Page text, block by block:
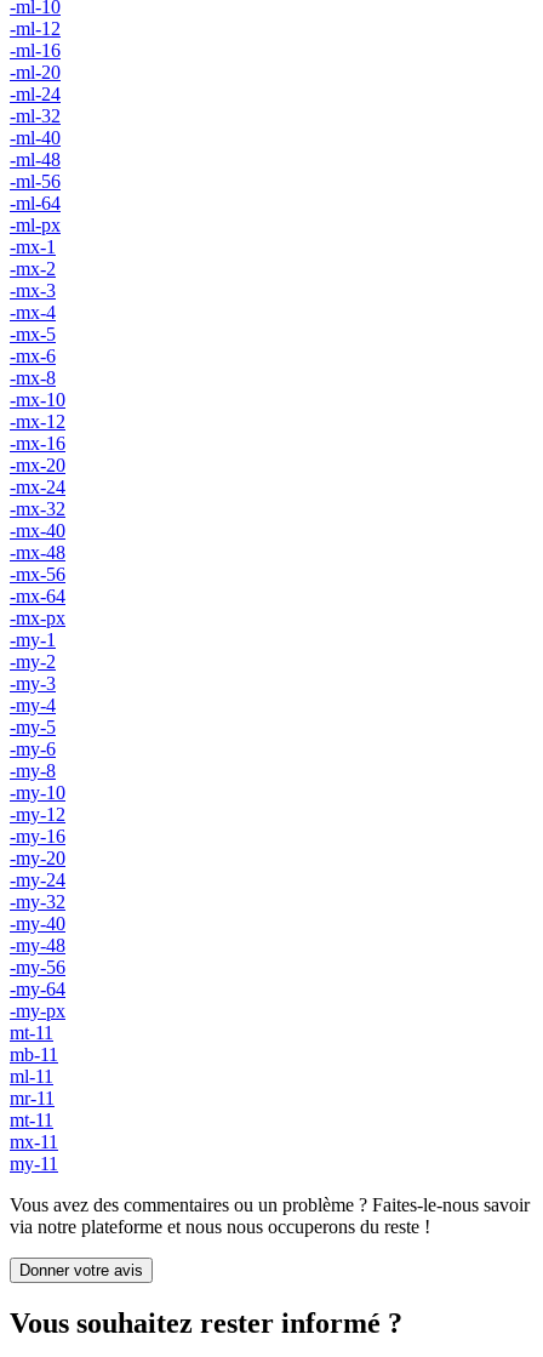
-ml-10
-ml-12
-ml-16
-ml-20
-ml-24
-ml-32
-ml-40
-ml-48
-ml-56
-ml-64
-ml-px
-mx-1
-mx-2
-mx-3
-mx-4
-mx-5
-mx-6
-mx-8
-mx-10
-mx-12
-mx-16
-mx-20
-mx-24
-mx-32
-mx-40
-mx-48
-mx-56
-mx-64
-mx-px
-my-1
-my-2
-my-3
-my-4
-my-5
-my-6
-my-8
-my-10
-my-12
-my-16
-my-20
-my-24
-my-32
-my-40
-my-48
-my-56
-my-64
-my-px
mt-11
mb-11
ml-11
mr-11
mt-11
mx-11
my-11
Vous avez des commentaires ou un problème ? Faites-le-nous savoir
via notre plateforme et nous nous occuperons du reste !
Donner votre avis
Vous souhaitez rester informé ?